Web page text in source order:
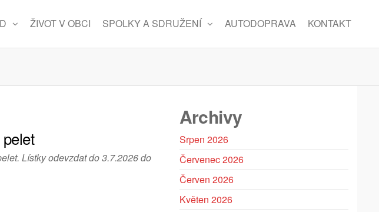
ŽIVOT V OBCI SPOLKY A SDRUŽENÍ AUTODOPRAVA KONTAKT
Lístky odevzdat do 3.7.2026 do
Archivy
Srpen 2026
Červenec 2026
Červen 2026
Květen 2026